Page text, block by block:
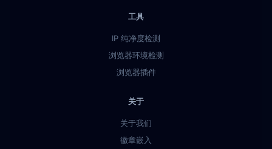
工具
IP 纯净度检测
浏览器环境检测
浏览器插件
关于
关于我们
徽章嵌入